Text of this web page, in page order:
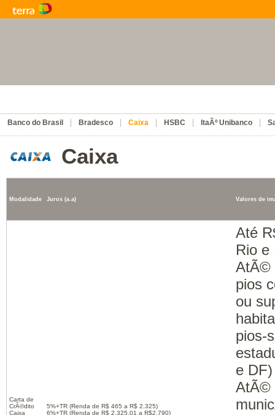
Banco do Brasil Bradesco Caixa HSBC ItaÃº Unibanco
Caixa
Modalidade Juros (a.a) Valores de
Carta de
CrÃ©dito
Caixa
5%+TR (Renda de R$ 465 a R$ 2.325)
6%+TR (Renda de R$ 2.325,01 a R$2.790)
Até
Rio e
AtÃ©
pios
ou
pios-
e DF)
AtÃ©